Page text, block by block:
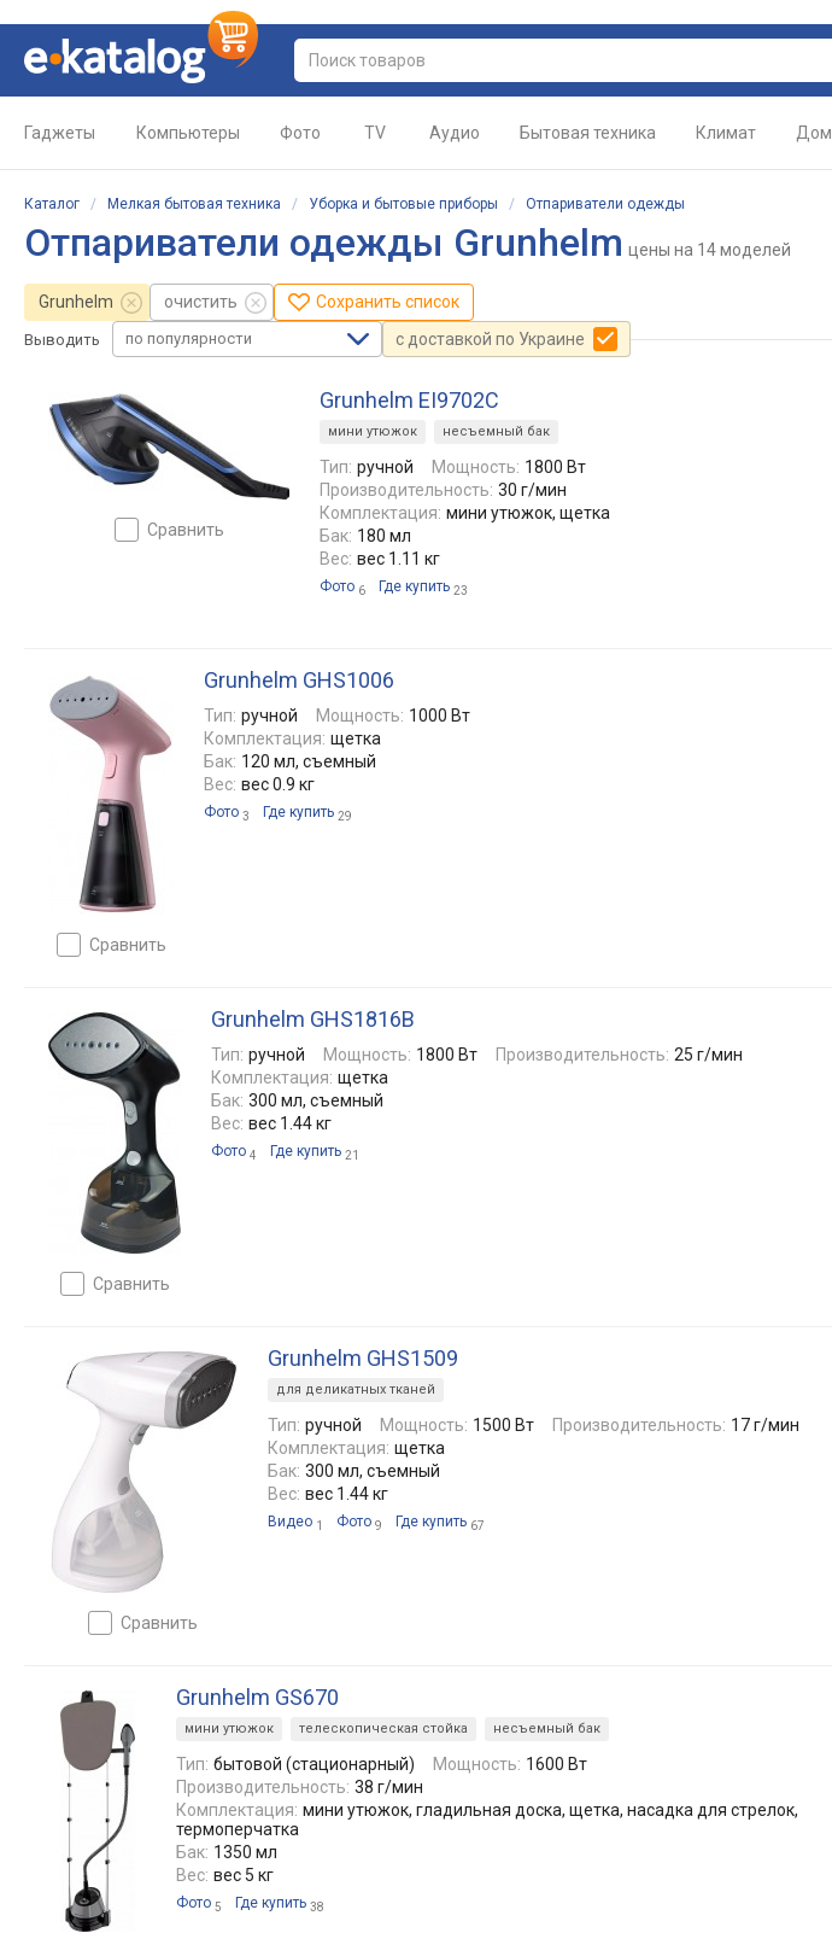
Гаджеты Компьютеры Фото TV Аудио Бытовая техника Климат Дом
Каталог / Мелкая бытовая техника / Уборка и бытовые приборы / Отпариватели одежды
Отпариватели одежды Grunhelm цены на 14 моделей
Grunhelm очистить Сохранить список
Выводить по популярности с доставкой по Украине
сравнить
Grunhelm EI9702C
мини утюжок несъемный бак
Тип: ручной Мощность: 1800 Вт
Производительность: 30 г/мин
Комплектация: мини утюжок, щетка
Бак: 180 мл
Вес: вес 1.11 кг
Фото 6 Где купить 23
сравнить
Grunhelm GHS1006
Тип: ручной Мощность: 1000 Вт
Комплектация: щетка
Бак: 120 мл, съемный
Вес: вес 0.9 кг
Фото 3 Где купить 29
сравнить
Grunhelm GHS1816B
Тип: ручной Мощность: 1800 Вт Производительность: 25 г/мин
Комплектация: щетка
Бак: 300 мл, съемный
Вес: вес 1.44 кг
Фото 4 Где купить 21
сравнить
Grunhelm GHS1509
для деликатных тканей
Тип: ручной Мощность: 1500 Вт Производительность: 17 г/мин
Комплектация: щетка
Бак: 300 мл, съемный
Вес: вес 1.44 кг
Видео 1 Фото 9 Где купить 67
Grunhelm GS670
мини утюжок телескопическая стойка несъемный бак
Тип: бытовой (стационарный) Мощность: 1600 Вт
Производительность: 38 г/мин
Комплектация: мини утюжок, гладильная доска, щетка, насадка для стрелок,
термоперчатка
Бак: 1350 мл
Вес: вес 5 кг
Фото 5 Где купить 38